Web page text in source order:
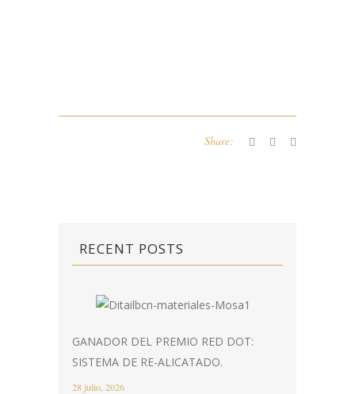
Share:
RECENT POSTS
GANADOR DEL PREMIO RED DOT:
SISTEMA DE RE-ALICATADO.
28 julio, 2026